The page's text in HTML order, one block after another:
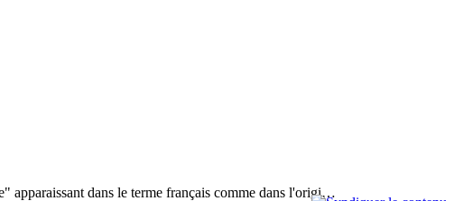
apparaissant dans le terme français comme dans l'origi…